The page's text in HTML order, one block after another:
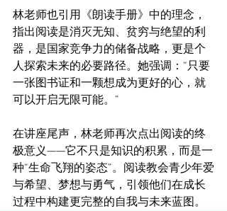
林老师也引用《朗读手册》中的理念，
指出阅读是消灭无知、贫穷与绝望的利
器，是国家竞争力的储备战略，更是个
人探索未来的必要路径。她强调：“只要
一张图书证和一颗想成为更好的心，就
可以开启无限可能。”
在讲座尾声，林老师再次点出阅读的终
极意义——它不只是知识的积累，而是一
种“生命飞翔的姿态”。阅读教会青少年爱
与希望、梦想与勇气，引领他们在成长
过程中构建更完整的自我与未来蓝图。